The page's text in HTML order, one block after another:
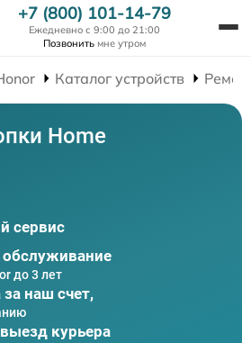
+7 (800) 101-14-79
Ежедневно с 9:00 до 21:00
Позвонить мне утром
Каталог устройств
Home
сервис
обслуживание
до 3 лет
наш счет,
курьера